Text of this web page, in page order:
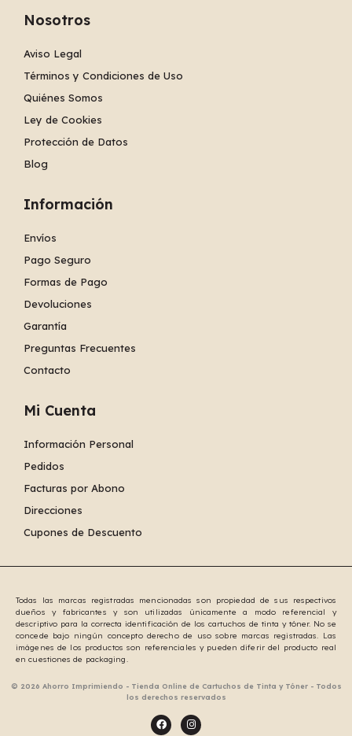
Nosotros
Aviso Legal
Términos y Condiciones de Uso
Quiénes Somos
Ley de Cookies
Protección de Datos
Blog
Información
Envíos
Pago Seguro
Formas de Pago
Devoluciones
Garantía
Preguntas Frecuentes
Contacto
Mi Cuenta
Información Personal
Pedidos
Facturas por Abono
Direcciones
Cupones de Descuento
Todas las marcas registradas mencionadas son propiedad de sus respectivos
dueños y fabricantes y son utilizadas únicamente a modo referencial y
descriptivo para la correcta identificación de los cartuchos de tinta y tóner. No se
concede bajo ningún concepto derecho de uso sobre marcas registradas. Las
imágenes de los productos son referenciales y pueden diferir del producto real
en cuestiones de packaging.
© 2026 Ahorro Imprimiendo - Tienda Online de Cartuchos de Tinta y Tóner - Todos
los derechos reservados